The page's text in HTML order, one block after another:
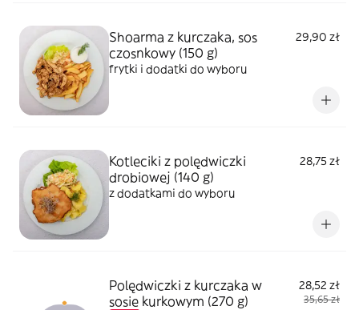
Shoarma z kurczaka, sos
czosnkowy (150 g)
29,90 zł
frytki i dodatki do wyboru
Kotleciki z polędwiczki
drobiowej (140 g)
28,75 zł
z dodatkami do wyboru
Polędwiczki z kurczaka w
sosie kurkowym (270 g)
28,52 zł
35,65 zł